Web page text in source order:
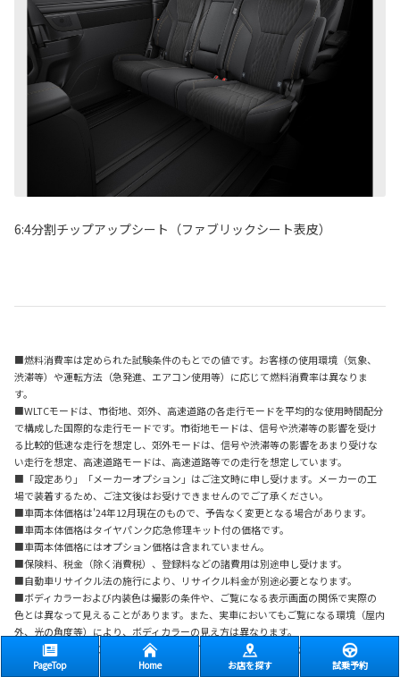
6:4分割チップアップシート（ファブリックシート表皮）
■燃料消費率は定められた試験条件のもとでの値です。お客様の使用環境（気象、
渋滞等）や運転方法（急発進、エアコン使用等）に応じて燃料消費率は異なりま
す。
■WLTCモードは、市街地、郊外、高速道路の各走行モードを平均的な使用時間配分
で構成した国際的な走行モードです。市街地モードは、信号や渋滞等の影響を受け
る比較的低速な走行を想定し、郊外モードは、信号や渋滞等の影響をあまり受けな
い走行を想定、高速道路モードは、高速道路等での走行を想定しています。
■「設定あり」「メーカーオプション」はご注文時に申し受けます。メーカーの工
場で装着するため、ご注文後はお受けできませんのでご了承ください。
■車両本体価格は'24年12月現在のもので、予告なく変更となる場合があります。
■車両本体価格はタイヤパンク応急修理キット付の価格です。
■車両本体価格にはオプション価格は含まれていません。
■保険料、税金（除く消費税）、登録料などの諸費用は別途申し受けます。
■自動車リサイクル法の施行により、リサイクル料金が別途必要となります。
■ボディカラーおよび内装色は撮影の条件や、ご覧になる表示画面の関係で実際の
色とは異なって見えることがあります。また、実車においてもご覧になる環境（屋内
外、光の角度等）により、ボディカラーの見え方は異なります。
■写真は機能説明のために各ランプを点灯したものです。実際の走行状態を示すも
のではありません。
PageTop Home お店を探す 試乗予約